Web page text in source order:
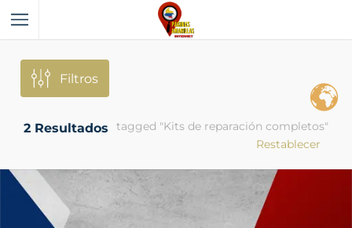
Filtros
2 Resultados
tagged "Kits de reparación completos"
Restablecer